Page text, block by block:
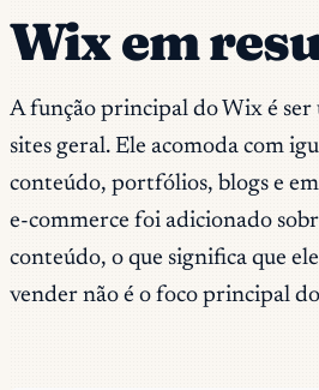
Wix em
A função principal do Wix é
sites geral. Ele acomoda com
conteúdo, portfólios, blogs e
e-commerce foi adicionado
conteúdo, o que significa que
vender não é o foco principal